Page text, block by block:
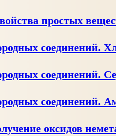
простых
соединений.
соединений.
соединений.
оксидов